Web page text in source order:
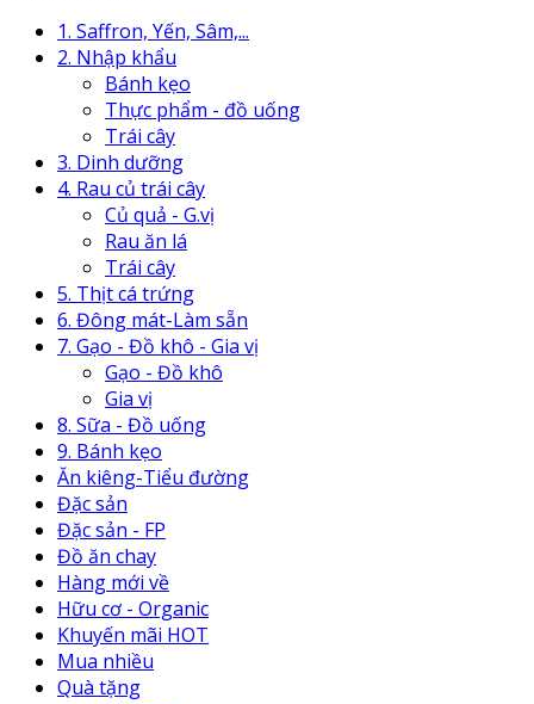
1. Saffron, Yến, Sâm,...
2. Nhập khẩu
Bánh kẹo
Thực phẩm - đồ uống
Trái cây
3. Dinh dưỡng
4. Rau củ trái cây
Củ quả - G.vị
Rau ăn lá
Trái cây
5. Thịt cá trứng
6. Đông mát-Làm sẵn
7. Gạo - Đồ khô - Gia vị
Gạo - Đồ khô
Gia vị
8. Sữa - Đồ uống
9. Bánh kẹo
Ăn kiêng-Tiểu đường
Đặc sản
Đặc sản - FP
Đồ ăn chay
Hàng mới về
Hữu cơ - Organic
Khuyến mãi HOT
Mua nhiều
Quà tặng